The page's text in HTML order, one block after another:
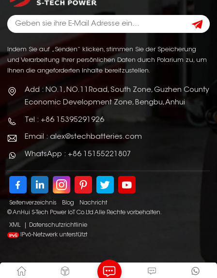
Indem Sie auf „Senden“ klicken, stimmen Sie der Speicherung
und Verarbeitung Ihrer persönlichen Daten durch Polarium zu, um
Ihnen die angeforderten Inhalte bereitzustellen.
Add : NO.1, NO.11Road, South Zone, Guzhen County
Economic Development Zone, Bengbu, Anhui
Tel : +86 15395291926
Email : alex@stechbatteries.com
WhatsApp : +86 15155221807
Seitenverzeichnis Blog
Nachricht
© AnHui S-Tech Power IoT Co.Ltd Alle Rechte vorbehalten.
XML
Datenschutzrichtlinie
IPv6-Netzwerk unterstützt